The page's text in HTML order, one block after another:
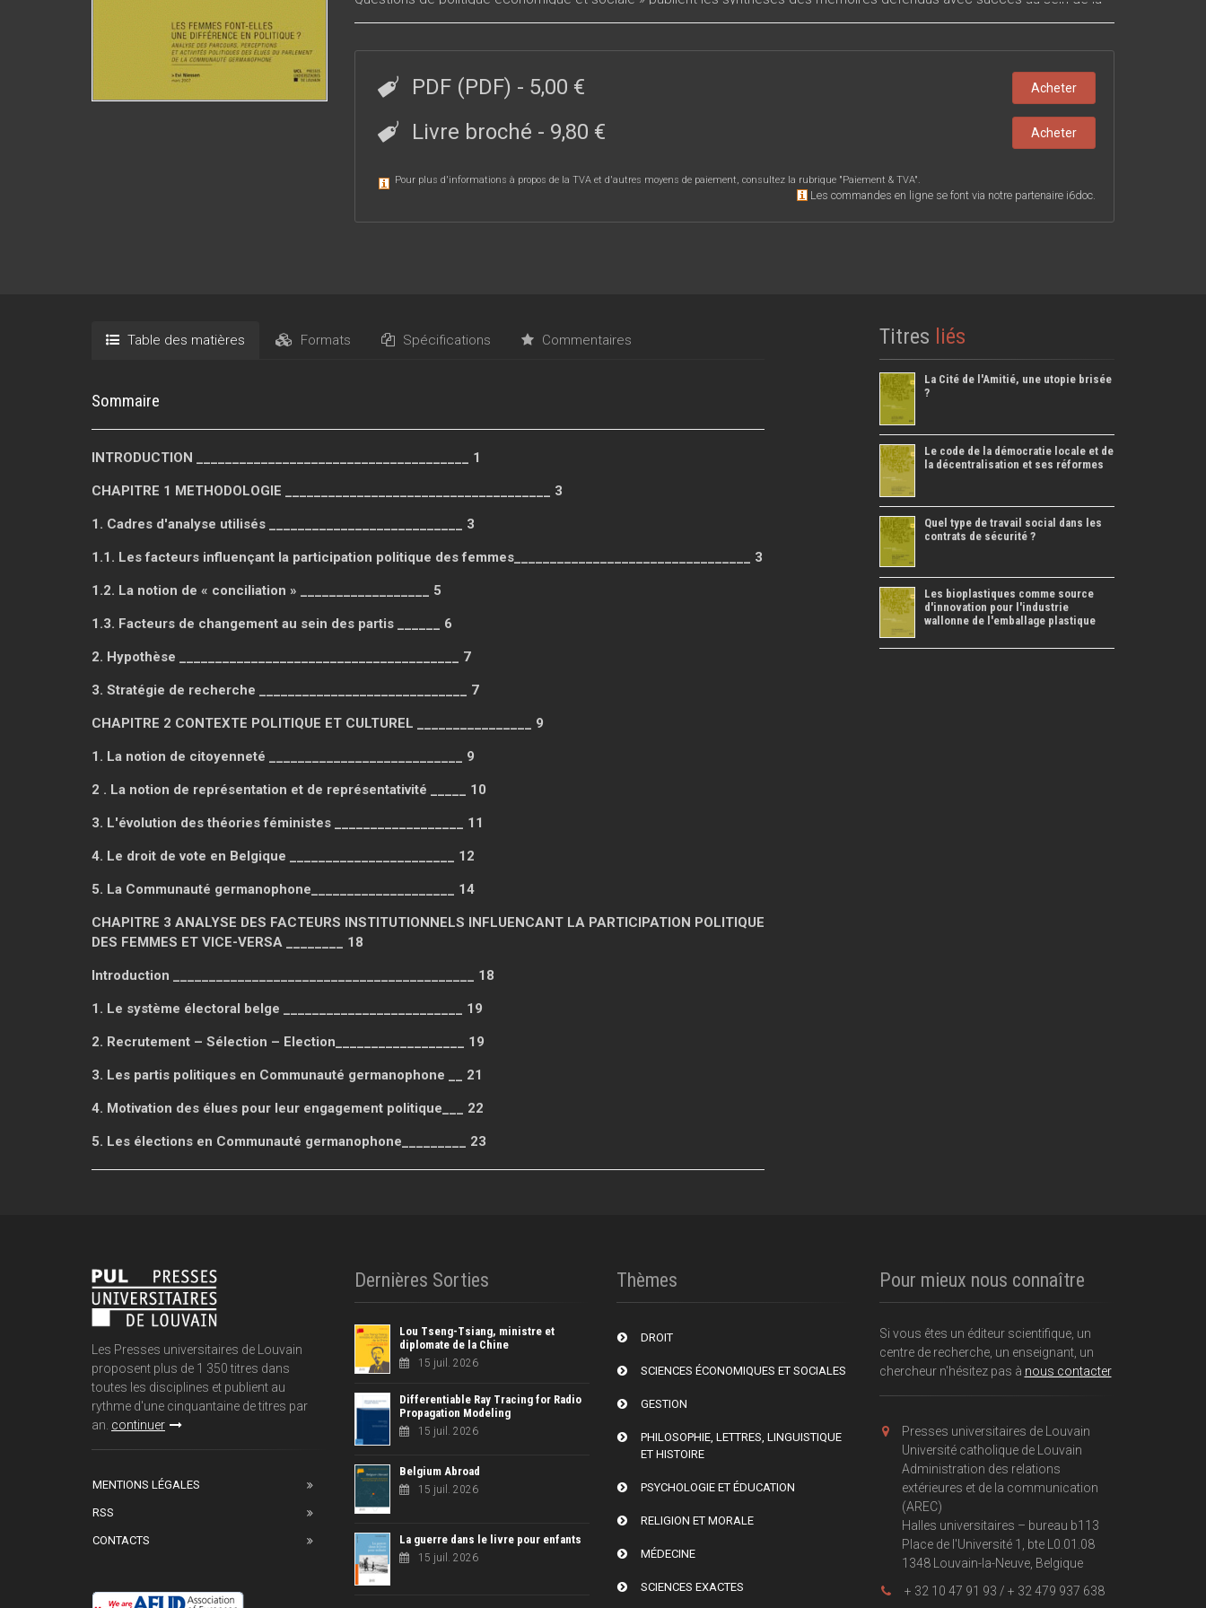
Faculté Ouverte de Politique Economique et Sociale de l’Université catholique de Louvain, mais aussi des travaux de
PDF (PDF) - 5,00 € Acheter
Livre broché - 9,80 € Acheter
Pour plus d'informations à propos de la TVA et d'autres moyens de paiement, consultez la rubrique "Paiement & TVA".
Les commandes en ligne se font via notre partenaire i6doc.
Table des matières Formats Spécifications Commentaires
Sommaire
INTRODUCTION ______________________________________ 1
CHAPITRE 1 METHODOLOGIE _____________________________________ 3
1. Cadres d'analyse utilisés ___________________________ 3
1.1. Les facteurs influençant la participation politique des femmes_________________________________ 3
1.2. La notion de « conciliation » __________________ 5
1.3. Facteurs de changement au sein des partis ______ 6
2. Hypothèse _______________________________________ 7
3. Stratégie de recherche _____________________________ 7
CHAPITRE 2 CONTEXTE POLITIQUE ET CULTUREL ________________ 9
1. La notion de citoyenneté ___________________________ 9
2 . La notion de représentation et de représentativité _____ 10
3. L'évolution des théories féministes __________________ 11
4. Le droit de vote en Belgique _______________________ 12
5. La Communauté germanophone____________________ 14
CHAPITRE 3 ANALYSE DES FACTEURS INSTITUTIONNELS INFLUENCANT LA PARTICIPATION POLITIQUE
DES FEMMES ET VICE-VERSA ________ 18
Introduction __________________________________________ 18
1. Le système électoral belge _________________________ 19
2. Recrutement – Sélection – Election__________________ 19
3. Les partis politiques en Communauté germanophone __ 21
4. Motivation des élues pour leur engagement politique___ 22
5. Les élections en Communauté germanophone_________ 23
Titres liés
La Cité de l'Amitié, une utopie brisée
?
Le code de la démocratie locale et de
la décentralisation et ses réformes
Quel type de travail social dans les
contrats de sécurité ?
Les bioplastiques comme source
d'innovation pour l'industrie
wallonne de l'emballage plastique
Les Presses universitaires de Louvain
proposent plus de 1 350 titres dans
toutes les disciplines et publient au
rythme d'une cinquantaine de titres par
an. continuer
MENTIONS LÉGALES
RSS
CONTACTS
Dernières Sorties
Lou Tseng-Tsiang, ministre et
diplomate de la Chine
15 juil. 2026
Differentiable Ray Tracing for Radio
Propagation Modeling
15 juil. 2026
Belgium Abroad
15 juil. 2026
La guerre dans le livre pour enfants
15 juil. 2026
Thèmes
DROIT
SCIENCES ÉCONOMIQUES ET SOCIALES
GESTION
PHILOSOPHIE, LETTRES, LINGUISTIQUE
ET HISTOIRE
PSYCHOLOGIE ET ÉDUCATION
RELIGION ET MORALE
MÉDECINE
SCIENCES EXACTES
Pour mieux nous connaître
Si vous êtes un éditeur scientifique, un
centre de recherche, un enseignant, un
chercheur n'hésitez pas à nous contacter
Presses universitaires de Louvain
Université catholique de Louvain
Administration des relations
extérieures et de la communication
(AREC)
Halles universitaires – bureau b113
Place de l'Université 1, bte L0.01.08
1348 Louvain-la-Neuve, Belgique
+ 32 10 47 91 93 / + 32 479 937 638